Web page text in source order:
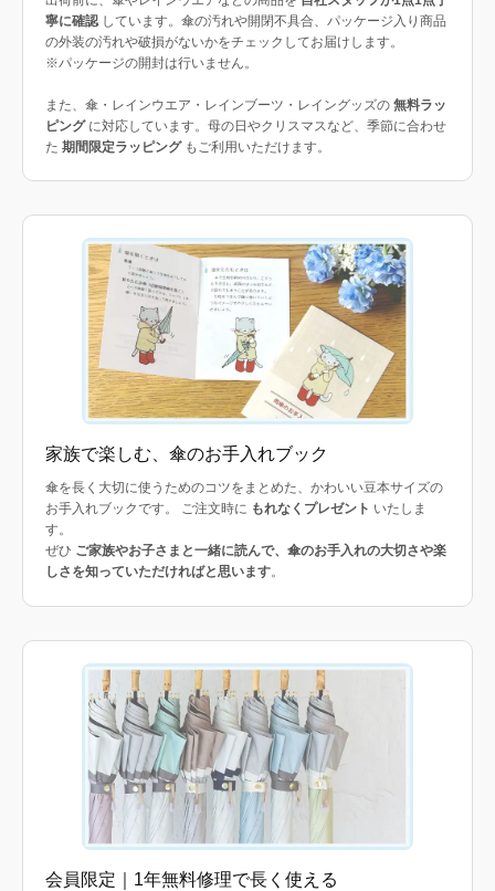
寧に確認 しています。傘の汚れや開閉不具合、パッケージ入り商品
の外装の汚れや破損がないかをチェックしてお届けします。
※パッケージの開封は行いません。
また、傘・レインウエア・レインブーツ・レイングッズの 無料ラッ
ピングに対応しています。母の日やクリスマスなど、季節に合わせ
た 期間限定ラッピングもご利用いただけます。
家族で楽しむ、傘のお手入れブック
傘を長く大切に使うためのコツをまとめた、かわいい豆本サイズの
お手入れブックです。 ご注文時に もれなくプレゼント いたしま
す。
ぜひ ご家族やお子さまと一緒に読んで、傘のお手入れの大切さや楽
しさを知っていただければと思います。
会員限定｜1年無料修理で長く使える